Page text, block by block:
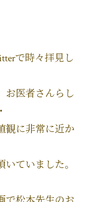
で時々拝見し
お医者さんらし
観に非常に近か
ていました。